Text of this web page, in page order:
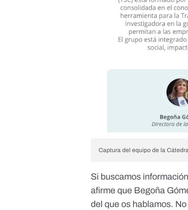
Captura del equipo de la
Si buscamos
afirme que Begoña
del que os hablamos.